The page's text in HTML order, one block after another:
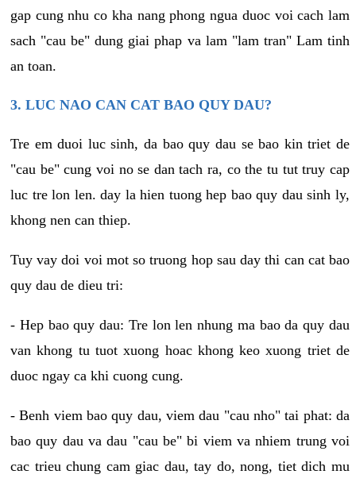
gap cung nhu co kha nang phong ngua duoc voi cach lam
sach "cau be" dung giai phap va lam "lam tran" Lam tinh
an toan.
3. LUC NAO CAN CAT BAO QUY DAU?
Tre em duoi luc sinh, da bao quy dau se bao kin triet de
"cau be" cung voi no se dan tach ra, co the tu tut truy cap
luc tre lon len. day la hien tuong hep bao quy dau sinh ly,
khong nen can thiep.
Tuy vay doi voi mot so truong hop sau day thi can cat bao
quy dau de dieu tri:
- Hep bao quy dau: Tre lon len nhung ma bao da quy dau
van khong tu tuot xuong hoac khong keo xuong triet de
duoc ngay ca khi cuong cung.
- Benh viem bao quy dau, viem dau "cau nho" tai phat: da
bao quy dau va dau "cau be" bi viem va nhiem trung voi
cac trieu chung cam giac dau, tay do, nong, tiet dich mu